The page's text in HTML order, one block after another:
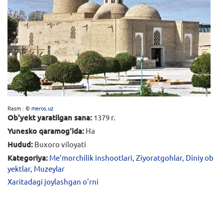
Rasm : ©meros.uz
Ob'yekt yaratilgan sana: 1379 г.
Yunesko qaramog'ida: Ha
Hudud: Buxoro viloyati
Kategoriya: Me‘morchilik inshootlari, Ziyoratgohlar, Diniy ob
yektlar, Muzeylar
Xaritadagi joylashgan o'rni